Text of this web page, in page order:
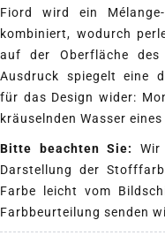
Fiord wird ein
kombiniert, wodurch
auf der Oberfläche des
Ausdruck spiegelt eine
für das Design wider:
kräuselnden Wasser
Bitte beachten Sie:
Wir
Darstellung der
Farbe leicht vom
Farbbeurteilung senden